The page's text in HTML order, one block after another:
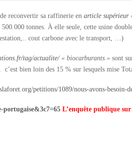
reconvertir sa raffinerie en article supérieur
tonnes. À elle seule, cette usine
cout carbone avec le transport, …)
tag/actualite/« biocarburants » sont
. c’est bien loin des 15 % sur lesquels mise
petitions/1089/nous-avons-
L’enquête publique